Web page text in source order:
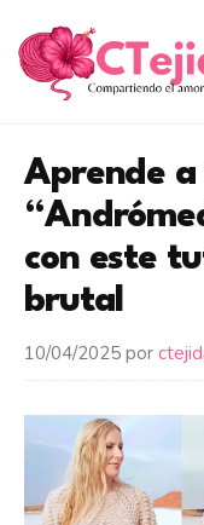
contenido
Aprende
con este
brutal
10/04/2025 por